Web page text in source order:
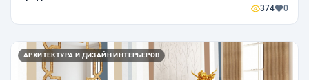
374 0
АРХИТЕКТУРА И ДИЗАЙН ИНТЕРЬЕРОВ